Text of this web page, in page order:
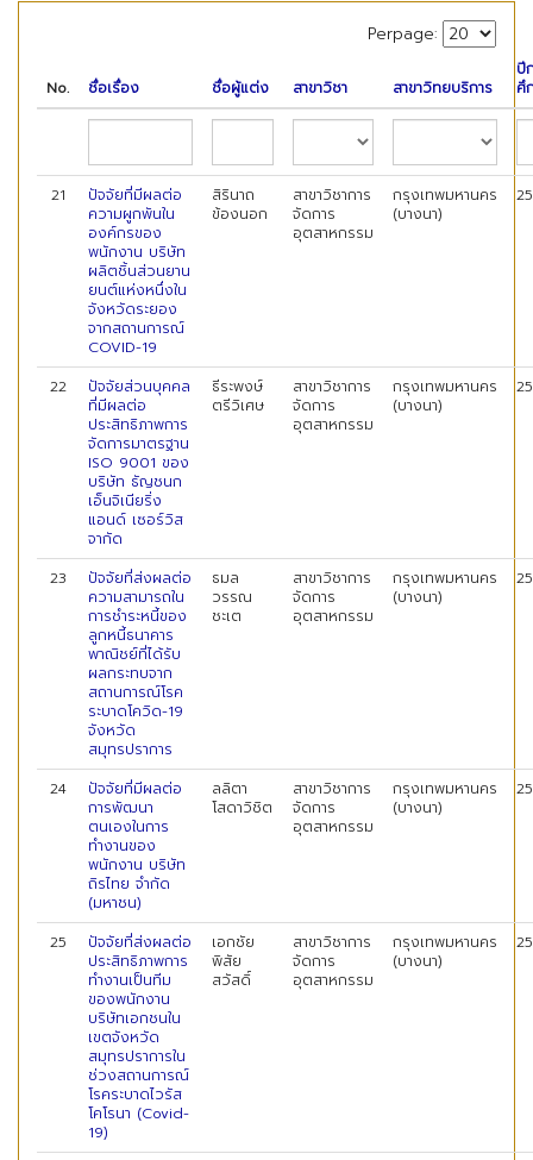
Perpage:
No. ชื่อเรื่อง ชื่อผู้แต่ง สาขาวิชา สาขาวิทยบริการ
ปี
ศึ
21
ปัจจัยที่มีผลต่อ
ความผูกพันใน
องค์กรของ
พนักงาน บริษัท
ผลิตชิ้นส่วนยาน
ยนต์แห่งหนึ่งใน
จังหวัดระยอง
จากสถานการณ์
COVID-19
สิรินาถ
ข้องนอก
สาขาวิชาการ
จัดการ
อุตสาหกรรม
กรุงเทพมหานคร
(บางนา)
22
ปัจจัยส่วนบุคคล
ที่มีผลต่อ
ประสิทธิภาพการ
จัดการมาตรฐาน
ISO 9001 ของ
บริษัท ธัญชนก
เอ็นจิเนียริ่ง
แอนด์ เซอร์วิส
จากัด
ธีระพงษ์
ตรีวิเศษ
สาขาวิชาการ
จัดการ
อุตสาหกรรม
กรุงเทพมหานคร
(บางนา)
23
ปัจจัยที่ส่งผลต่อ
ความสามารถใน
การชำระหนี้ของ
ลูกหนี้ธนาคาร
พาณิชย์ที่ได้รับ
ผลกระทบจาก
สถานการณ์โรค
ระบาดโควิด-19
จังหวัด
สมุทรปราการ
ธมล
วรรณ
ชะเต
สาขาวิชาการ
จัดการ
อุตสาหกรรม
กรุงเทพมหานคร
(บางนา)
24
ปัจจัยที่มีผลต่อ
การพัฒนา
ตนเองในการ
ทำงานของ
พนักงาน บริษัท
ถิรไทย จำกัด
(มหาชน)
ลลิตา
โสดาวิชิต
สาขาวิชาการ
จัดการ
อุตสาหกรรม
กรุงเทพมหานคร
(บางนา)
25
ปัจจัยที่ส่งผลต่อ
ประสิทธิภาพการ
ทำงานเป็นทีม
ของพนักงาน
บริษัทเอกชนใน
เขตจังหวัด
สมุทรปราการใน
ช่วงสถานการณ์
โรคระบาดไวรัส
โคโรนา (Covid-
19)
เอกชัย
พิสัย
สวัสดิ์
สาขาวิชาการ
จัดการ
อุตสาหกรรม
กรุงเทพมหานคร
(บางนา)